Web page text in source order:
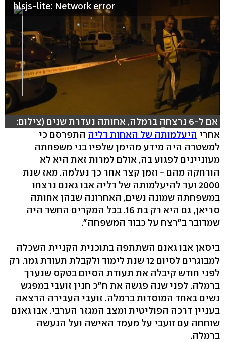
hlsjs-lite: Network error
אם ל-6 נרצחה ברמלה, אחותה נעדרת שנים (צילום:
אורי דוידוביץ')
אחרי היעלמותה של האחות דליה התפרסם כי
למשטרה היה מידע מהימן שלפיו בני משפחתה
מעוניינים לפגוע בה, אולם למרות זאת היא לא
הורחקה מהם - וזמן קצר אחר כך נעלמה. מאז שנת
2000 ועד להיעלמותה של דליה אבו גאנם נרצחו
במשפחתה שמונה נשים, האחרונה שבהן אחותה
סריאן, גם היא רק בת 16. בכל המקרים החשד היה
שמדובר ב"רצח על כבוד המשפחה".
ביסאן אבו גאנם השתתפה בתוכנית הקניית השכלה
למבוגרים לסיום 12 שנת לימוד ולקבלת תעודת גמר. רק
לפני חודש קיבלה את תעודת הסיום בטקס שנערך
ברמלה. לפני שנה פגשה את ח"כ חנין זועבי במפגש
נשים באחד המוסדות ברמלה. זועבי העבירה הרצאה
בעניין דרכה הפוליטית ומצב המגזר הערבי. אבו גאנם
שוחחה עם זועבי על מעמד האישה ועל הנעשה
ברמלה.